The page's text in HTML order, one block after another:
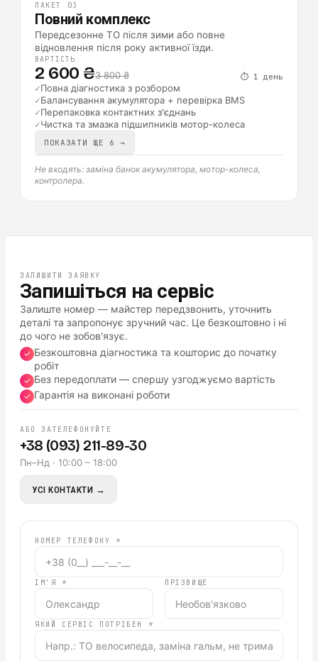
ПАКЕТ 03
Повний комплекс
Передсезонне ТО після зими або повне
відновлення після року активної їзди.
ВАРТІСТЬ
2 600 ₴3 800 ₴ ⏱ 1 день
✓Повна діагностика з розбором
✓Балансування акумулятора + перевірка BMS
✓Перепаковка контактних з'єднань
✓Чистка та змазка підшипників мотор-колеса
ПОКАЗАТИ ЩЕ 6 →
Не входять: заміна банок акумулятора, мотор-колеса,
контролера.
ЗАЛИШИТИ ЗАЯВКУ
Запишіться на сервіс
Залиште номер — майстер передзвонить, уточнить
деталі та запропонує зручний час. Це безкоштовно і ні
до чого не зобов'язує.
✓ Безкоштовна діагностика та кошторис до початку
робіт
✓ Без передоплати — спершу узгоджуємо вартість
✓ Гарантія на виконані роботи
АБО ЗАТЕЛЕФОНУЙТЕ
+38 (093) 211-89-30
Пн–Нд · 10:00 – 18:00
УСІ КОНТАКТИ →
НОМЕР ТЕЛЕФОНУ *
ІМ'Я * ПРІЗВИЩЕ
ЯКИЙ СЕРВІС ПОТРІБЕН *